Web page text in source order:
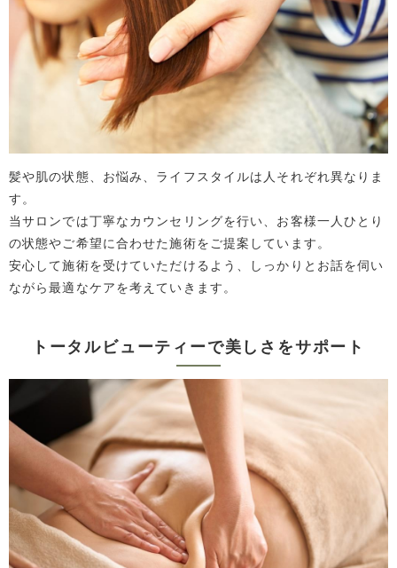
髪や肌の状態、お悩み、ライフスタイルは人それぞれ異なりま
す。
当サロンでは丁寧なカウンセリングを行い、お客様一人ひとり
の状態やご希望に合わせた施術をご提案しています。
安心して施術を受けていただけるよう、しっかりとお話を伺い
ながら最適なケアを考えていきます。
トータルビューティーで美しさをサポート